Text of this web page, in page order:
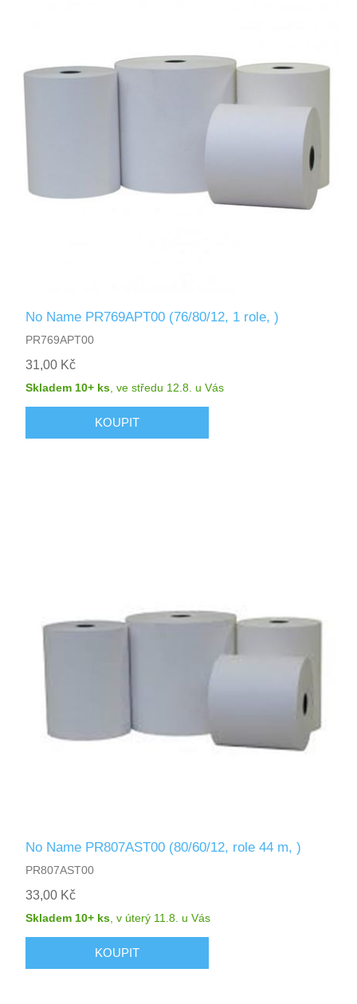
No Name PR769APT00 (76/80/12, 1 role, )
PR769APT00
31,00 Kč
Skladem 10+ ks ,ve středu 12.8. u Vás
No Name PR807AST00 (80/60/12, role 44 m, )
PR807AST00
33,00 Kč
Skladem 10+ ks ,v úterý 11.8. u Vás